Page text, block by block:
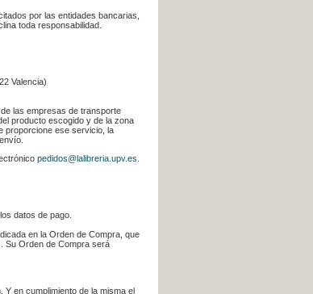
por las entidades bancarias,
toda responsabilidad.
Valencia)
las empresas de transporte
producto escogido y de la zona
proporcione ese servicio, la
pedidos@lalibreria.upv.es
datos de pago.
en la Orden de Compra, que
Su Orden de Compra será
en cumplimiento de la misma el